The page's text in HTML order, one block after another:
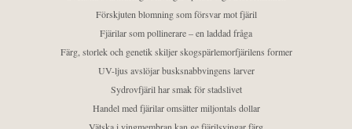
Förskjuten blomning som försvar mot fjäril
Fjärilar som pollinerare – en laddad fråga
Färg, storlek och genetik skiljer skogspärlemorfjärilens former
UV-ljus avslöjar busksnabbvingens larver
Sydrovfjäril har smak för stadslivet
Handel med fjärilar omsätter miljontals dollar